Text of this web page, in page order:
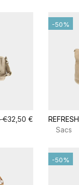
€32,50 €
REFRESH
Sacs
-50%
-50%